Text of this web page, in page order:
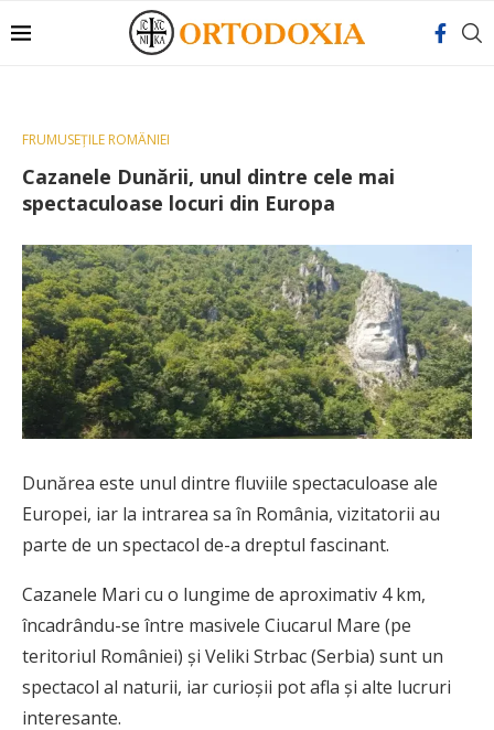
FRUMUSEȚILE ROMÂNIEI
Cazanele Dunării, unul dintre cele mai
spectaculoase locuri din Europa
Dunărea este unul dintre fluviile spectaculoase ale
Europei, iar la intrarea sa în România, vizitatorii au
parte de un spectacol de-a dreptul fascinant.
Cazanele Mari cu o lungime de aproximativ 4 km,
încadrându-se între masivele Ciucarul Mare (pe
teritoriul României) și Veliki Strbac (Serbia) sunt un
spectacol al naturii, iar curioșii pot afla și alte lucruri
interesante.